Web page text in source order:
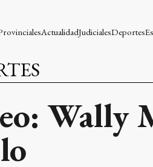
ActualidadJudicialesDeportes
Wally